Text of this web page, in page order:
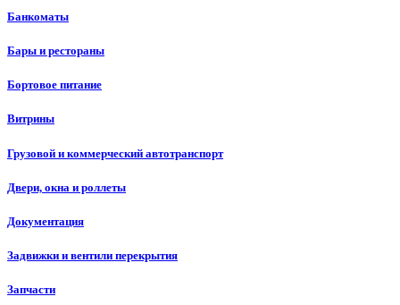
Банкоматы
Бары и рестораны
Бортовое питание
Витрины
Грузовой и коммерческий автотранспорт
Двери, окна и роллеты
Документация
Задвижки и вентили перекрытия
Запчасти